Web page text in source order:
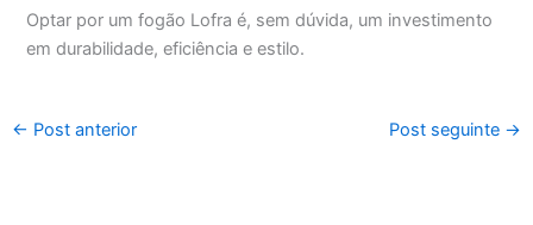
Optar por um fogão Lofra é, sem dúvida, um investimento
em durabilidade, eficiência e estilo.
← Post anterior Post seguinte →